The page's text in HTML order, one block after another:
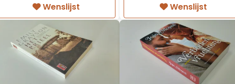
Wenslijst
Wenslijst